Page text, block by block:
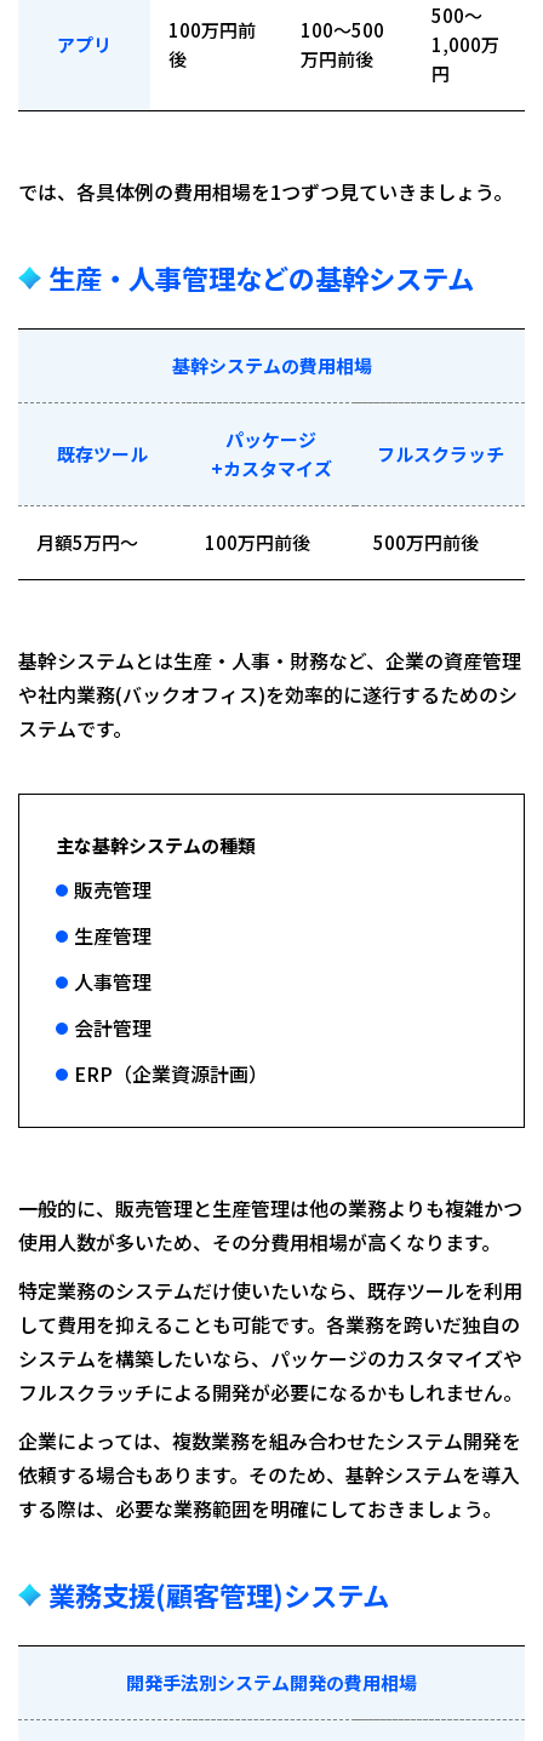
アプリ
100万円前
後
100〜500
万円前後
500〜
1,000万
円
では、各具体例の費用相場を1つずつ見ていきましょう。
生産・人事管理などの基幹システム
基幹システムの費用相場
既存ツール
パッケージ
+カスタマイズ
フルスクラッチ
月額5万円〜 100万円前後 500万円前後
基幹システムとは生産・人事・財務など、企業の資産管理
や社内業務(バックオフィス)を効率的に遂行するためのシ
ステムです。
主な基幹システムの種類
販売管理
生産管理
人事管理
会計管理
ERP（企業資源計画）
一般的に、販売管理と生産管理は他の業務よりも複雑かつ
使用人数が多いため、その分費用相場が高くなります。
特定業務のシステムだけ使いたいなら、既存ツールを利用
して費用を抑えることも可能です。各業務を跨いだ独自の
システムを構築したいなら、パッケージのカスタマイズや
フルスクラッチによる開発が必要になるかもしれません。
企業によっては、複数業務を組み合わせたシステム開発を
依頼する場合もあります。そのため、基幹システムを導入
する際は、必要な業務範囲を明確にしておきましょう。
業務支援(顧客管理)システム
開発手法別システム開発の費用相場